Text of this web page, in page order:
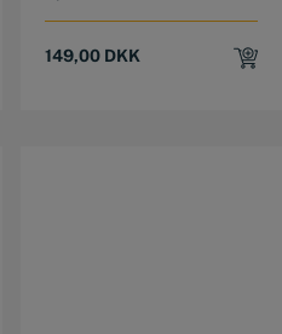
149,00 DKK